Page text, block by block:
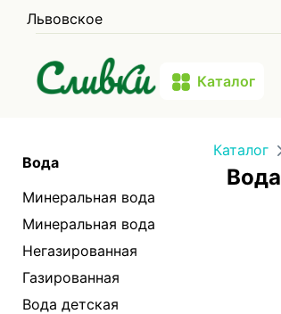
Львовское
Каталог
Вода
Минеральная вода
Минеральная вода
Негазированная
Газированная
Вода детская
Каталог
Вода